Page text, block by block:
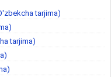
tarjima)
tarjima)